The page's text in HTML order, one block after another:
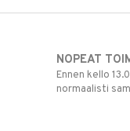
NOPEAT
Ennen kello
normaalisti